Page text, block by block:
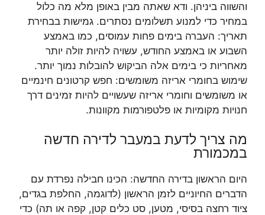
והשווה ביניהן. ודא שאתה מבין באופן מלא מה כלול
במחיר כדי למנוע תשלומים נסתרים. גמישות בבחירת
תאריך: העברה בימים פחות עמוסים, כמו באמצע
השבוע או באמצע החודש, עשויה להיות זולה יותר
מאחריות כי בימים אלה הביקוש להובלות נמוך יותר.
שימוש בחומרי אריזה משומשים: חפש קרטונים חינמיים
או משומשים וחומרי אריזה שעשויים להיות זמינים דרך
חנויות מקומיות או פלטפורמות מקוונות.
מה צריך לדעת במעבר לדירה חדשה
במכמורת
היום הראשון בדירה החדשה: הכינו חבילה נפרדת עם
הדברים החיוניים לזמן הראשון (לדוגמה, החלפת בגדים,
ציוד רחצה בסיסי, מטען, סט כלים קטן, קפה או תה) כדי